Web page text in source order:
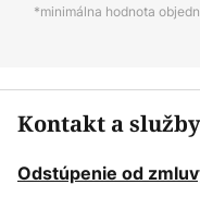
*minimálna hodnota
Kontakt a služby
Odstúpenie od